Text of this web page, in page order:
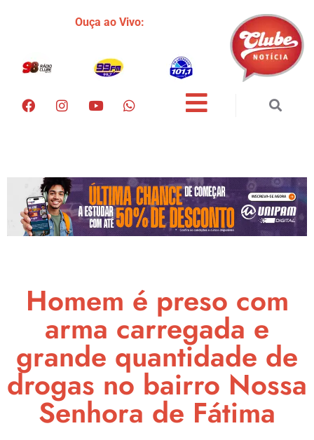
Ouça ao Vivo:
Homem é preso com
arma carregada e
grande quantidade de
drogas no bairro Nossa
Senhora de Fátima